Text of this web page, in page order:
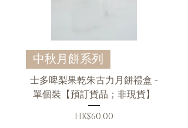
中秋月餅系列
士多啤梨果乾朱古力月餅禮盒 -
單個裝【預訂貨品；非現貨】
Price
HK$60.00